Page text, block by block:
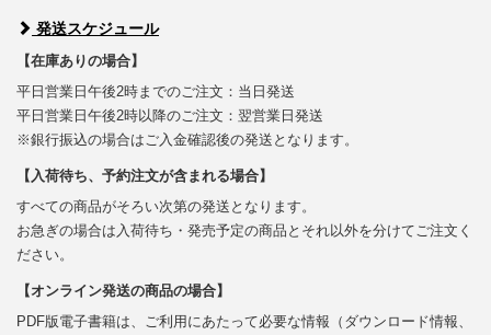
発送スケジュール
【在庫ありの場合】
平日営業日午後2時までのご注文：当日発送
平日営業日午後2時以降のご注文：翌営業日発送
※銀行振込の場合はご入金確認後の発送となります。
【入荷待ち、予約注文が含まれる場合】
すべての商品がそろい次第の発送となります。
お急ぎの場合は入荷待ち・発売予定の商品とそれ以外を分けてご注文く
ださい。
【オンライン発送の商品の場合】
PDF版電子書籍は、ご利用にあたって必要な情報（ダウンロード情報、